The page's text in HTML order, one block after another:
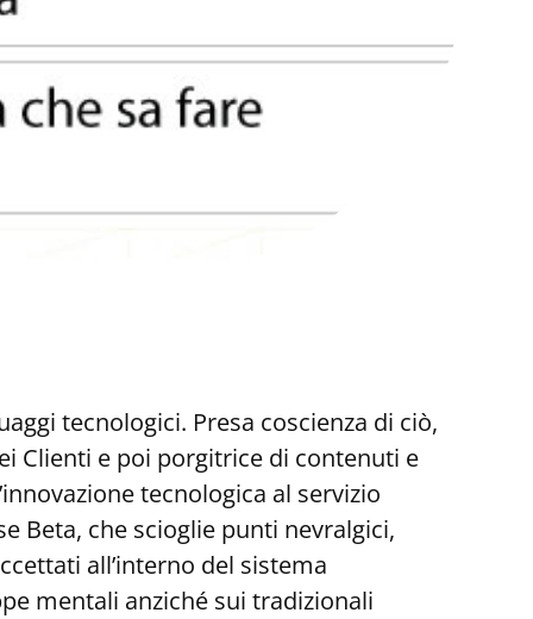
tecnologici. Presa coscienza di ciò,
Clienti e poi porgitrice di contenuti e
tecnologica al servizio
Beta, che scioglie punti nevralgici,
all’interno del sistema
mentali anziché sui tradizionali